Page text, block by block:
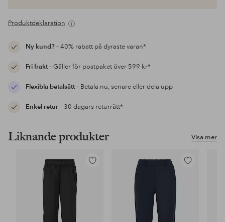
Produktdeklaration
Ny kund?– 40% rabatt på dyraste varan*
Fri frakt– Gäller för postpaket över 599 kr*
Flexibla betalsätt– Betala nu, senare eller dela upp
Enkel retur– 30 dagars returrätt*
Visa mer
Liknande produkter
Lägg
Lägg